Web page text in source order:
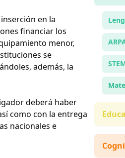
en la
financiar los
menor,
se
además, la
deberá haber
como con la entrega
nacionales e